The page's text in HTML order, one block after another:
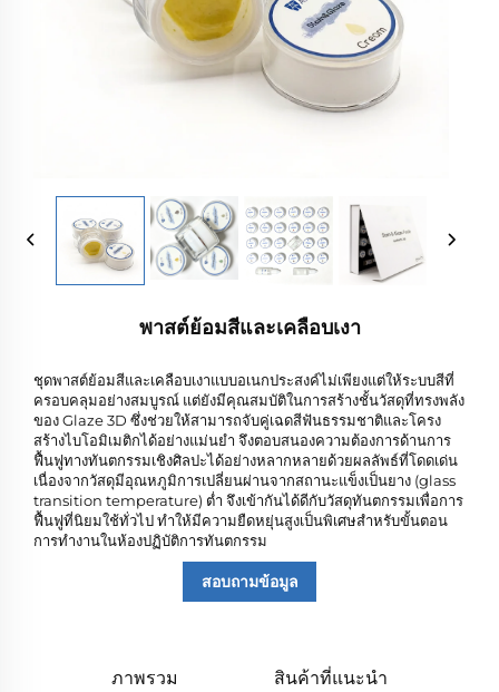
พาสต์ย้อมสีและเคลือบเงา
ชุดพาสต์ย้อมสีและเคลือบเงาแบบอเนกประสงค์ไม่เพียงแต่ให้ระบบสีที่
ครอบคลุมอย่างสมบูรณ์ แต่ยังมีคุณสมบัติในการสร้างชั้นวัสดุที่ทรงพลัง
ของ Glaze 3D ซึ่งช่วยให้สามารถจับคู่เฉดสีฟันธรรมชาติและโครง
สร้างไบโอมิเมติกได้อย่างแม่นยำ จึงตอบสนองความต้องการด้านการ
ฟื้นฟูทางทันตกรรมเชิงศิลปะได้อย่างหลากหลายด้วยผลลัพธ์ที่โดดเด่น
เนื่องจากวัสดุมีอุณหภูมิการเปลี่ยนผ่านจากสถานะแข็งเป็นยาง (glass
transition temperature) ต่ำ จึงเข้ากันได้ดีกับวัสดุทันตกรรมเพื่อการ
ฟื้นฟูที่นิยมใช้ทั่วไป ทำให้มีความยืดหยุ่นสูงเป็นพิเศษสำหรับขั้นตอน
การทำงานในห้องปฏิบัติการทันตกรรม
สอบถามข้อมูล
ภาพรวม สินค้าที่แนะนำ